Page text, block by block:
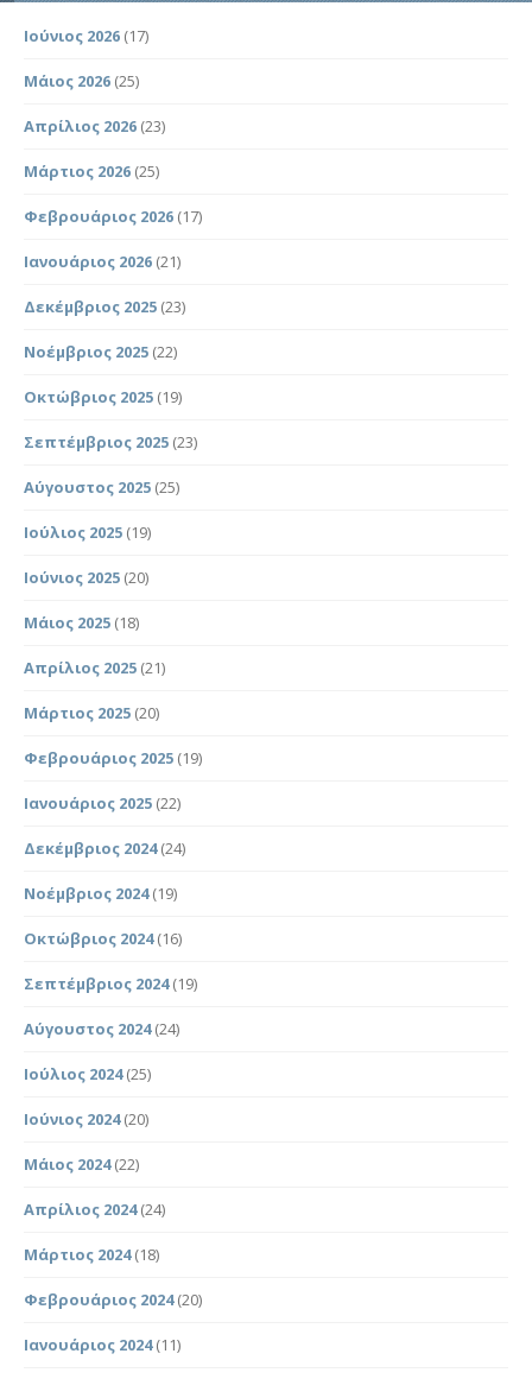
Ιούνιος 2026 (17)
Μάιος 2026 (25)
Απρίλιος 2026 (23)
Μάρτιος 2026 (25)
Φεβρουάριος 2026 (17)
Ιανουάριος 2026 (21)
Δεκέμβριος 2025 (23)
Νοέμβριος 2025 (22)
Οκτώβριος 2025 (19)
Σεπτέμβριος 2025 (23)
Αύγουστος 2025 (25)
Ιούλιος 2025 (19)
Ιούνιος 2025 (20)
Μάιος 2025 (18)
Απρίλιος 2025 (21)
Μάρτιος 2025 (20)
Φεβρουάριος 2025 (19)
Ιανουάριος 2025 (22)
Δεκέμβριος 2024(24)
Νοέμβριος 2024(19)
Οκτώβριος 2024(16)
Σεπτέμβριος 2024(19)
Αύγουστος 2024(24)
Ιούλιος 2024(25)
Ιούνιος 2024(20)
Μάιος 2024(22)
Απρίλιος 2024(24)
Μάρτιος 2024(18)
Φεβρουάριος 2024(20)
Ιανουάριος 2024(11)